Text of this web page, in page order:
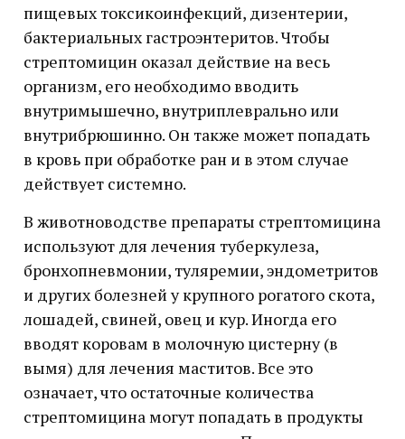
пищевых токсикоинфекций, дизентерии,
бактериальных гастроэнтеритов. Чтобы
стрептомицин оказал действие на весь
организм, его необходимо вводить
внутримышечно, внутриплеврально или
внутрибрюшинно. Он также может попадать
в кровь при обработке ран и в этом случае
действует системно.
В животноводстве препараты стрептомицина
используют для лечения туберкулеза,
бронхопневмонии, туляремии, эндометритов
и других болезней у крупного рогатого скота,
лошадей, свиней, овец и кур. Иногда его
вводят коровам в молочную цистерну (в
вымя) для лечения маститов. Все это
означает, что остаточные количества
стрептомицина могут попадать в продукты